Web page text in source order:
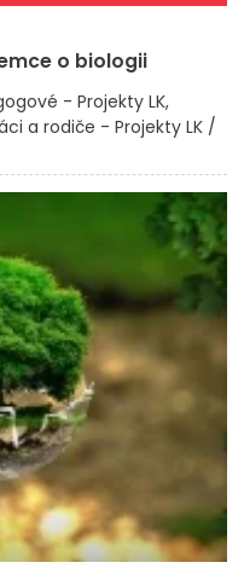
o biologii
- Projekty LK
a rodiče - Projekty LK /